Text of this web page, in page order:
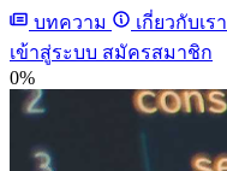
บทความ
เกี่ยวกับเรา
เข้าสู่ระบบ สมัครสมาชิก
0%